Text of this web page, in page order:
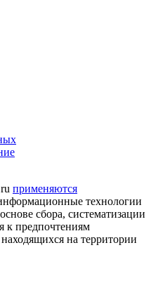
применяются
технологии
сбора, систематизации
к предпочтениям
на территории